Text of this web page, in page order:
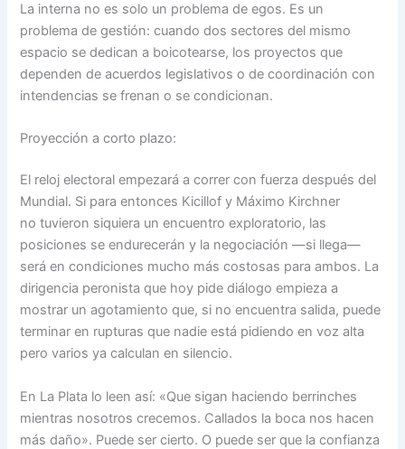
La interna no es solo un problema de egos. Es un
problema de gestión: cuando dos sectores del mismo
espacio se dedican a boicotearse, los proyectos que
dependen de acuerdos legislativos o de coordinación con
intendencias se frenan o se condicionan.
Proyección a corto plazo:
El reloj electoral empezará a correr con fuerza después del
Mundial. Si para entonces Kicillof y Máximo Kirchner
no tuvieron siquiera un encuentro exploratorio, las
posiciones se endurecerán y la negociación —si llega—
será en condiciones mucho más costosas para ambos. La
dirigencia peronista que hoy pide diálogo empieza a
mostrar un agotamiento que, si no encuentra salida, puede
terminar en rupturas que nadie está pidiendo en voz alta
pero varios ya calculan en silencio.
En La Plata lo leen así: «Que sigan haciendo berrinches
mientras nosotros crecemos. Callados la boca nos hacen
más daño». Puede ser cierto. O puede ser que la confianza